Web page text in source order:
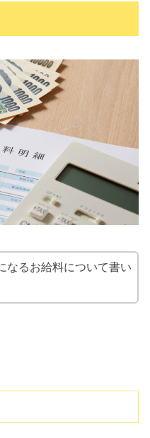
なるお給料について書い